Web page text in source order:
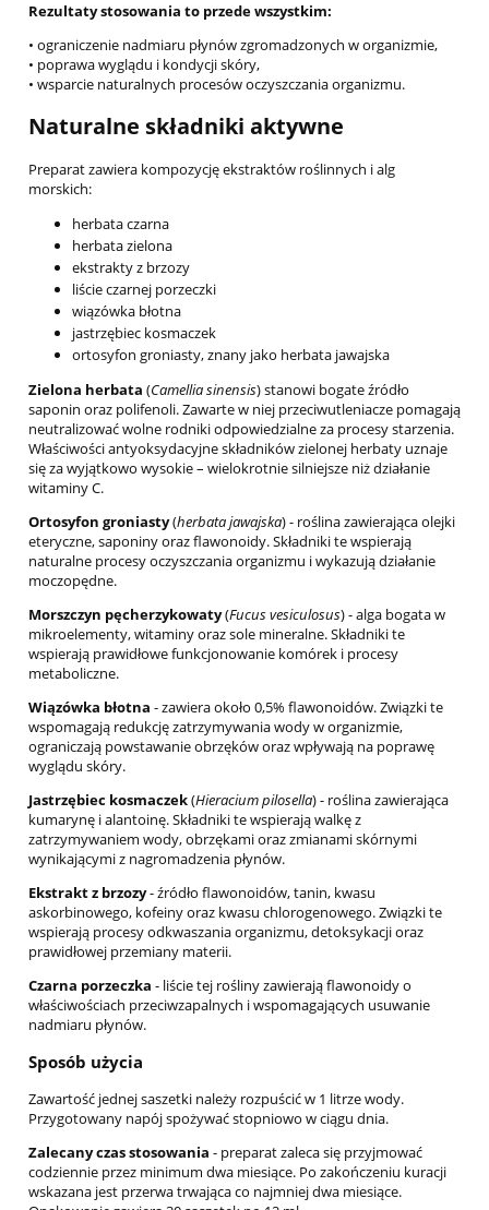
Rezultaty stosowania to przede wszystkim:
• ograniczenie nadmiaru płynów zgromadzonych w organizmie,
• poprawa wyglądu i kondycji skóry,
• wsparcie naturalnych procesów oczyszczania organizmu.
Naturalne składniki aktywne
Preparat zawiera kompozycję ekstraktów roślinnych i alg
morskich:
herbata czarna
herbata zielona
ekstrakty z brzozy
liście czarnej porzeczki
wiązówka błotna
jastrzębiec kosmaczek
ortosyfon groniasty, znany jako herbata jawajska
Zielona herbata (Camellia sinensis) stanowi bogate źródło
saponin oraz polifenoli. Zawarte w niej przeciwutleniacze pomagają
neutralizować wolne rodniki odpowiedzialne za procesy starzenia.
Właściwości antyoksydacyjne składników zielonej herbaty uznaje
się za wyjątkowo wysokie – wielokrotnie silniejsze niż działanie
witaminy C.
Ortosyfon groniasty(herbata jawajska) - roślina zawierająca olejki
eteryczne, saponiny oraz flawonoidy. Składniki te wspierają
naturalne procesy oczyszczania organizmu i wykazują działanie
moczopędne.
Morszczyn pęcherzykowaty(Fucus vesiculosus) - alga bogata w
mikroelementy, witaminy oraz sole mineralne. Składniki te
wspierają prawidłowe funkcjonowanie komórek i procesy
metaboliczne.
Wiązówka błotna - zawiera około 0,5% flawonoidów. Związki te
wspomagają redukcję zatrzymywania wody w organizmie,
ograniczają powstawanie obrzęków oraz wpływają na poprawę
wyglądu skóry.
Jastrzębiec kosmaczek(Hieracium pilosella) - roślina zawierająca
kumarynę i alantoinę. Składniki te wspierają walkę z
zatrzymywaniem wody, obrzękami oraz zmianami skórnymi
wynikającymi z nagromadzenia płynów.
Ekstrakt z brzozy- źródło flawonoidów, tanin, kwasu
askorbinowego, kofeiny oraz kwasu chlorogenowego. Związki te
wspierają procesy odkwaszania organizmu, detoksykacji oraz
prawidłowej przemiany materii.
Czarna porzeczka - liście tej rośliny zawierają flawonoidy o
właściwościach przeciwzapalnych i wspomagających usuwanie
nadmiaru płynów.
Sposób użycia
Zawartość jednej saszetki należy rozpuścić w 1 litrze wody.
Przygotowany napój spożywać stopniowo w ciągu dnia.
Zalecany czas stosowania - preparat zaleca się przyjmować
codziennie przez minimum dwa miesiące. Po zakończeniu kuracji
wskazana jest przerwa trwająca co najmniej dwa miesiące.